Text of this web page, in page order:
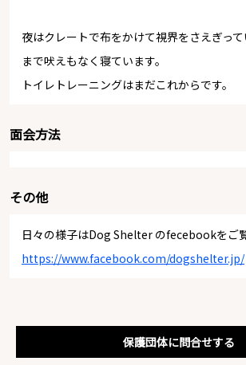
夜はクレートで布をかけて視界をさえぎっ
まで吠えもなく寝ています。
トイレトレーニングはまだこれからです。
面会方法
その他
日々の様子はDog Shelter のfecebookをご
https://www.facebook.com/dogshelter.jp/
保護団体に問合せする